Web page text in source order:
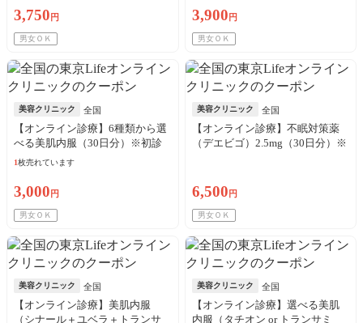
3,750 円
男女ＯＫ
3,900 円
男女ＯＫ
美容クリニック 全国
【オンライン診療】6種類から選
べる美肌内服（30日分）※初診
料・送料込／リピート可
1枚売れています
3,000 円
男女ＯＫ
美容クリニック 全国
【オンライン診療】不眠対策薬
（デエビゴ）2.5mg（30日分）※
6,500 円
男女ＯＫ
美容クリニック 全国
【オンライン診療】美肌内服
（シナール＋ユベラ＋トランサ
美容クリニック 全国
【オンライン診療】選べる美肌
内服（タチオン or トランサミ